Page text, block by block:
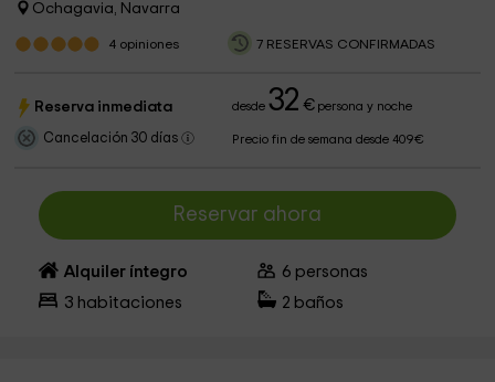
Ochagavia, Navarra
4 opiniones 7 RESERVAS CONFIRMADAS
Reserva inmediata desde32 €persona y noche
Cancelación 30 días Precio fin de semana desde 409€
Reservar ahora
Alquiler íntegro 6 personas
3 habitaciones 2 baños